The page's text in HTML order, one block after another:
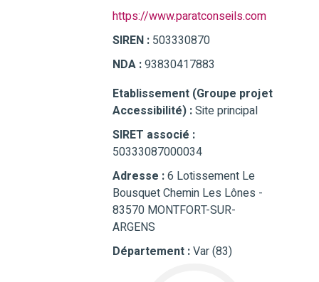
https://www.paratconseils.com
SIREN : 503330870
NDA :93830417883
Etablissement (Groupe projet
Accessibilité) :Site principal
SIRET associé :
50333087000034
Adresse :6 Lotissement Le
Bousquet Chemin Les Lônes -
83570 MONTFORT-SUR-
ARGENS
Département :Var (83)